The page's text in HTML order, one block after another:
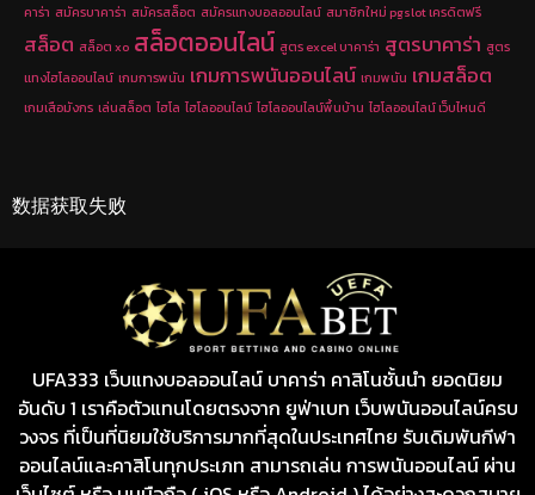
คาร่า สมัครบาคาร่า สมัครสล็อต สมัครแทงบอลออนไลน์ สมาชิกใหม่ pgslot เครดิตฟรี
สล็อต สล็อต xo สล็อตออนไลน์ สูตร excel บาคาร่า สูตรบาคาร่า สูตร
แทงไฮโลออนไลน์ เกมการพนัน เกมการพนันออนไลน์ เกมพนัน เกมสล็อต
เกมเสือมังกร เล่นสล็อต ไฮโล ไฮโลออนไลน์ ไฮโลออนไลน์พื้นบ้าน ไฮโลออนไลน์ เว็บไหนดี
数据获取失败
UFA333 เว็บแทงบอลออนไลน์ บาคาร่า คาสิโนชั้นนำ ยอดนิยม
อันดับ 1 เราคือตัวแทนโดยตรงจาก ยูฟ่าเบท เว็บพนันออนไลน์ครบ
วงจร ที่เป็นที่นิยมใช้บริการมากที่สุดในประเทศไทย รับเดิมพันกีฬา
ออนไลน์และคาสิโนทุกประเภท สามารถเล่น การพนันออนไลน์ ผ่าน